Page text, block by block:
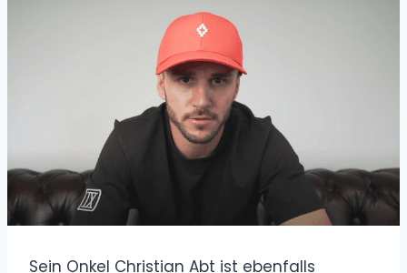
Sein Onkel Christian Abt ist ebenfalls